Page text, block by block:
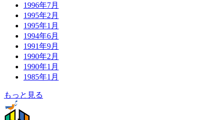
1996年7月
1995年2月
1995年1月
1994年6月
1991年9月
1990年2月
1990年1月
1985年1月
もっと見る